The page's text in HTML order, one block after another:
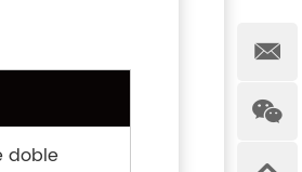
doble